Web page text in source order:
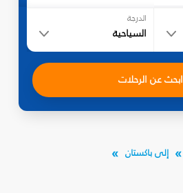
الدرجة
السياحية
ابحث عن الرحلات
إلى باكستان